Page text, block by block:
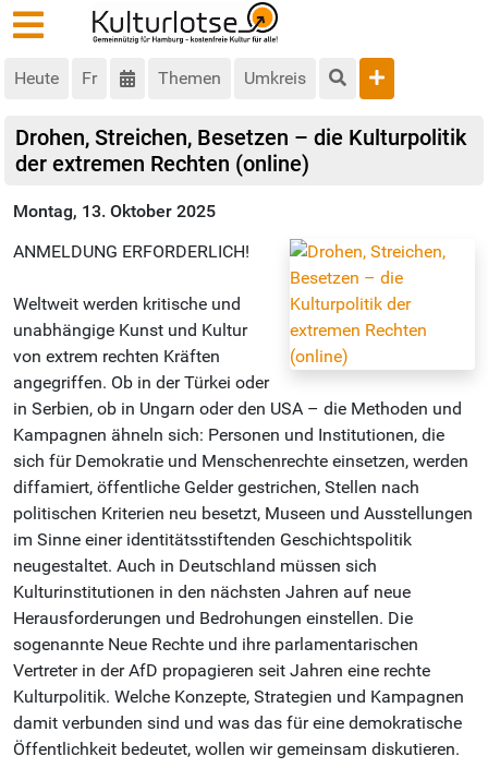
Heute Fr Themen Umkreis
Drohen, Streichen, Besetzen – die Kulturpolitik
der extremen Rechten (online)
Montag, 13. Oktober 2025
ANMELDUNG ERFORDERLICH!
Weltweit werden kritische und
unabhängige Kunst und Kultur
von extrem rechten Kräften
angegriffen. Ob in der Türkei oder
in Serbien, ob in Ungarn oder den USA – die Methoden und
Kampagnen ähneln sich: Personen und Institutionen, die
sich für Demokratie und Menschenrechte einsetzen, werden
diffamiert, öffentliche Gelder gestrichen, Stellen nach
politischen Kriterien neu besetzt, Museen und Ausstellungen
im Sinne einer identitätsstiftenden Geschichtspolitik
neugestaltet. Auch in Deutschland müssen sich
Kulturinstitutionen in den nächsten Jahren auf neue
Herausforderungen und Bedrohungen einstellen. Die
sogenannte Neue Rechte und ihre parlamentarischen
Vertreter in der AfD propagieren seit Jahren eine rechte
Kulturpolitik. Welche Konzepte, Strategien und Kampagnen
damit verbunden sind und was das für eine demokratische
Öffentlichkeit bedeutet, wollen wir gemeinsam diskutieren.